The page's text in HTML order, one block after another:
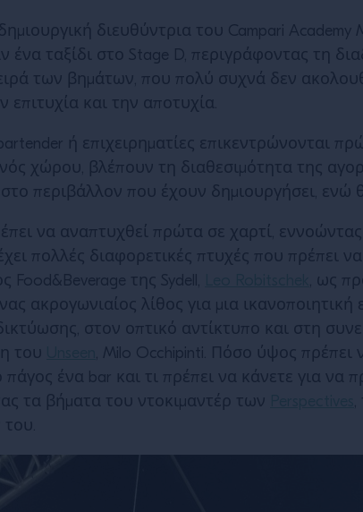
δημιουργική διευθύντρια του Campari
ένα ταξίδι στο Stage D, περιγράφοντας τη
των βημάτων, που πολύ συχνά δεν
επιτυχία και την αποτυχία.
ή επιχειρηματίες επικεντρώνονται
χώρου, βλέπουν τη διαθεσιμότητα της
στο περιβάλλον που έχουν δημιουργήσει, ενώ
να αναπτυχθεί πρώτα σε χαρτί,
πολλές διαφορετικές πτυχές που πρέπει
Food&Beverage της Sydell,
, ως
ακρογωνιαίος λίθος για μια
στον οπτικό αντίκτυπο και στη
του
, Milo Occhipinti. Πόσο ύψος πρέπει
πάγος ένα bar και τι πρέπει να κάνετε για
τα βήματα του ντοκιμαντέρ των
,
του.